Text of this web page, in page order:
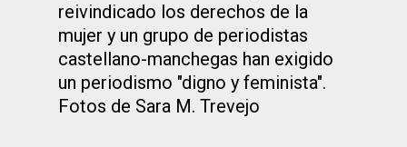
reivindicado los derechos de la
mujer y un grupo de periodistas
castellano-manchegas han exigido
un periodismo "digno y feminista".
Fotos de Sara M. Trevejo